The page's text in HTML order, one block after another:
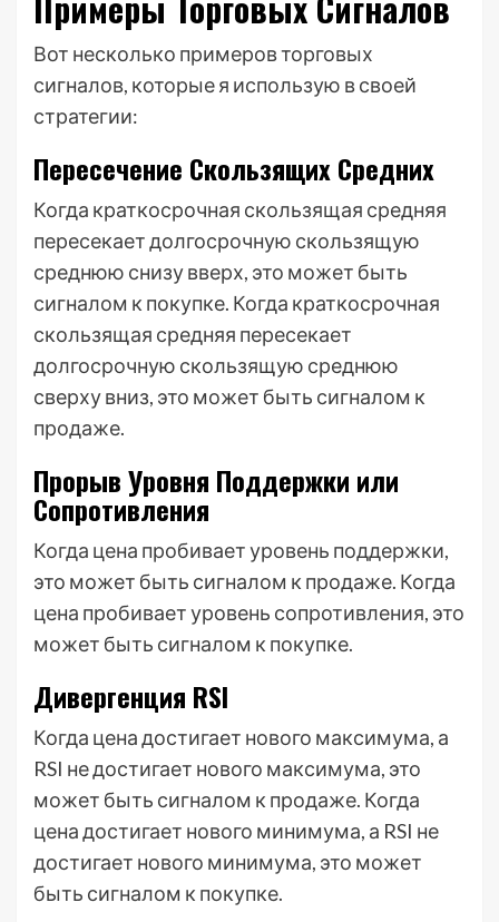
Вот несколько примеров торговых
сигналов, которые я использую в своей
стратегии:
Пересечение Скользящих Средних
Когда краткосрочная скользящая средняя
пересекает долгосрочную скользящую
среднюю снизу вверх, это может быть
сигналом к покупке. Когда краткосрочная
скользящая средняя пересекает
долгосрочную скользящую среднюю
сверху вниз, это может быть сигналом к
продаже.
Прорыв Уровня Поддержки или
Сопротивления
Когда цена пробивает уровень поддержки,
это может быть сигналом к продаже. Когда
цена пробивает уровень сопротивления, это
может быть сигналом к покупке.
Дивергенция RSI
Когда цена достигает нового максимума, а
RSI не достигает нового максимума, это
может быть сигналом к продаже. Когда
цена достигает нового минимума, а RSI не
достигает нового минимума, это может
быть сигналом к покупке.